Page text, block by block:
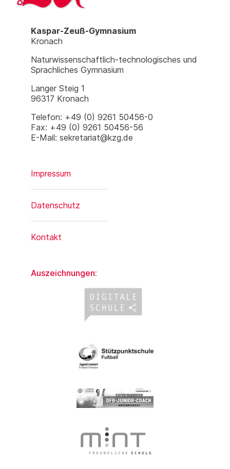
Kaspar-Zeuß-Gymnasium
Kronach
Naturwissenschaftlich-technologisches und
Sprachliches Gymnasium
Langer Steig 1
96317 Kronach
Telefon: +49 (0) 9261 50456-0
Fax: +49 (0) 9261 50456-56
E-Mail: sekretariat@kzg.de
Impressum
Datenschutz
Kontakt
Auszeichnungen: